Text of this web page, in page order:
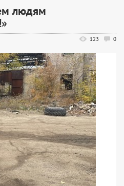
людям
0
123